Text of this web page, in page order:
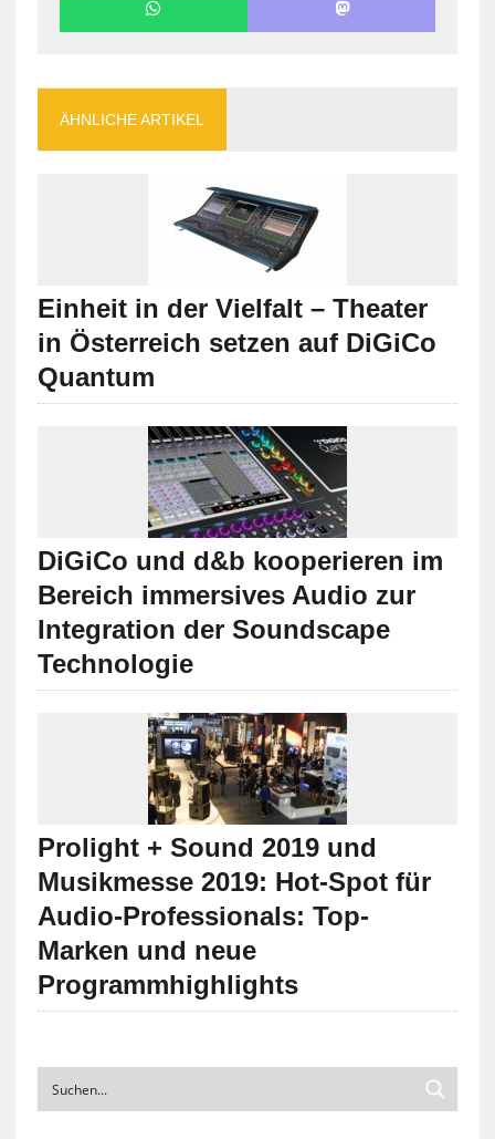
ÄHNLICHE ARTIKEL
Einheit in der Vielfalt – Theater
in Österreich setzen auf DiGiCo
Quantum
DiGiCo und d&b kooperieren im
Bereich immersives Audio zur
Integration der Soundscape
Technologie
Prolight + Sound 2019 und
Musikmesse 2019: Hot-Spot für
Audio-Professionals: Top-
Marken und neue
Programmhighlights